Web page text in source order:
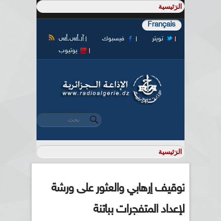
Français
آر أس أس فيسبوك
تويتر
يوتيوب
استمارة البحث
‏بحث ‏
توقيف إرهابي والعثور على ورشة
لإعداد المتفجرات بباتنة